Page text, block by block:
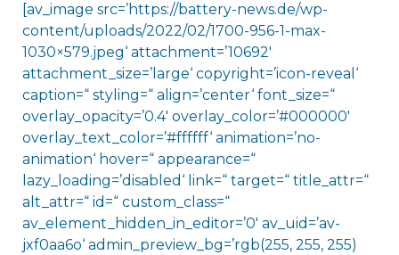
[av_image src=’https://battery-news.de/wp-
content/uploads/2022/02/1700-956-1-max-
1030×579.jpeg‘ attachment=’10692′
attachment_size=’large‘ copyright=’icon-reveal‘
caption=“ styling=“ align=’center‘ font_size=“
overlay_opacity=’0.4′ overlay_color=’#000000′
overlay_text_color=’#ffffff‘ animation=’no-
animation‘ hover=“ appearance=“
lazy_loading=’disabled‘ link=“ target=“ title_attr=“
alt_attr=“ id=“ custom_class=“
av_element_hidden_in_editor=’0′ av_uid=’av-
jxf0aa6o‘ admin_preview_bg=’rgb(255, 255, 255)